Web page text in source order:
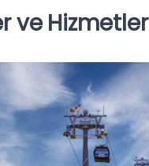
ve Hizmetler